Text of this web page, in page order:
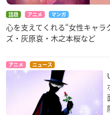
話題 アニメ マンガ
心を支えてくれる“女性キャ
ズ・灰原哀・木之本桜など
アニメ ニュース